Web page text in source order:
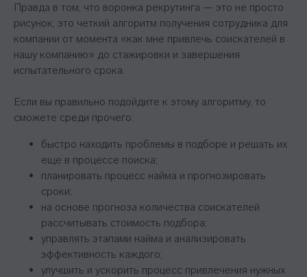
Правда в том, что воронка рекрутинга — это не просто
рисунок, это четкий алгоритм получения сотрудника для
компании от момента «как мне привлечь соискателей в
нашу компанию» до стажировки и завершения
испытательного срока.
Если вы правильно подойдите к этому алгоритму, то
сможете среди прочего:
быстро находить проблемы в подборе и решать их
еще в процессе поиска;
планировать процесс найма и прогнозировать
сроки;
на основе прогноза количества соискателей
рассчитывать стоимость подбора;
управлять этапами найма и анализировать
эффективность каждого;
улучшить и ускорить процесс привлечения нужных